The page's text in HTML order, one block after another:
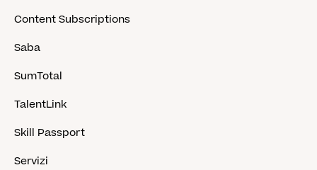
Content Subscriptions
Saba
SumTotal
TalentLink
Skill Passport
Servizi